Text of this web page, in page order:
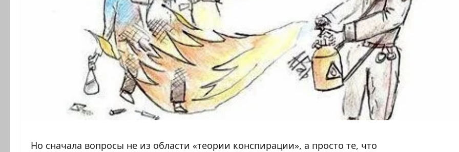
Но сначала вопросы не из области «теории конспирации», а просто те, что